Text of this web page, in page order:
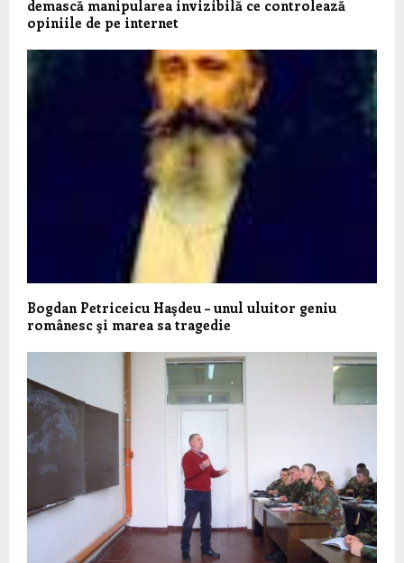
demască manipularea invizibilă ce controlează
opiniile de pe internet
Bogdan Petriceicu Haşdeu – unul uluitor geniu
românesc şi marea sa tragedie